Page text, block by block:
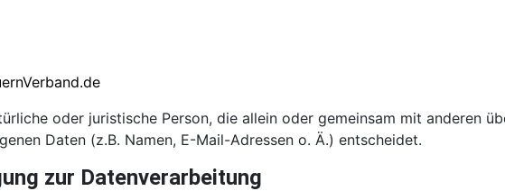
oder juristische Person, die allein oder gemeinsam mit anderen
Daten (z.B. Namen, E-Mail-Adressen o. Ä.) entscheidet.
zur Datenverarbeitung